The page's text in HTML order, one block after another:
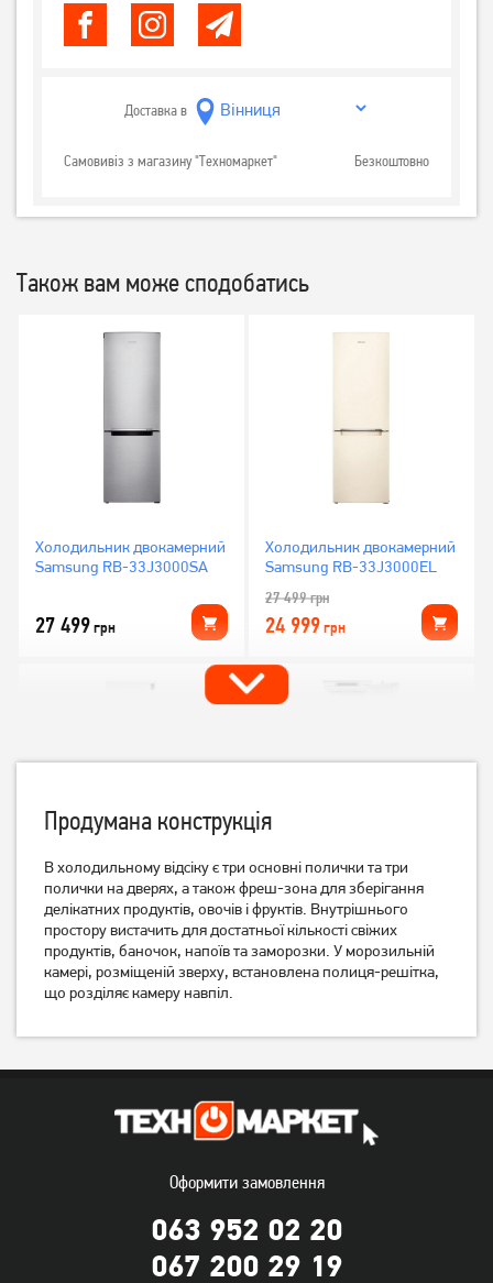
Доставка в
Самовивіз з магазину "Техномаркет" Безкоштовно
Також вам може сподобатись
Холодильник двокамерний
Samsung RB-33J3000SA
27 499грн
Холодильник двокамерний
Samsung RB-33J3000EL
27 499грн
24 999грн
Холодильник Bosch
KGN39XW326
32 299грн
29 999грн
Холодильник
вбудовуваний Beko
BCNA306E3S
29 999 грн
Холодильник Midea
MDRB424FGF01I
Холодильник Midea
MDRD142SLF01
Продумана конструкція
В холодильному відсіку є три основні полички та три
полички на дверях, а також фреш-зона для зберігання
делікатних продуктів, овочів і фруктів. Внутрішнього
простору вистачить для достатньої кількості свіжих
продуктів, баночок, напоїв та заморозки. У морозильній
камері, розміщеній зверху, встановлена полиця-решітка,
що розділяє камеру навпіл.
Оформити замовлення
063 952 02 20
067 200 29 19